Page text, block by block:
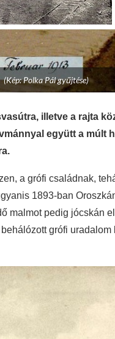
(Kép: Polka Pál gyűjtése)
illetve a rajta
együtt a múlt
a grófi családnak,
1893-ban
malmot pedig jócskán
grófi